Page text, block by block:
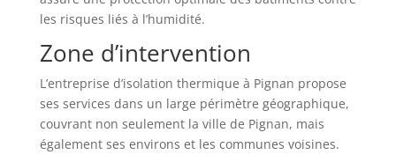
les risques liés à l’humidité.
Zone d’intervention
L’entreprise d’isolation thermique à Pignan propose
ses services dans un large périmètre géographique,
couvrant non seulement la ville de Pignan, mais
également ses environs et les communes voisines.